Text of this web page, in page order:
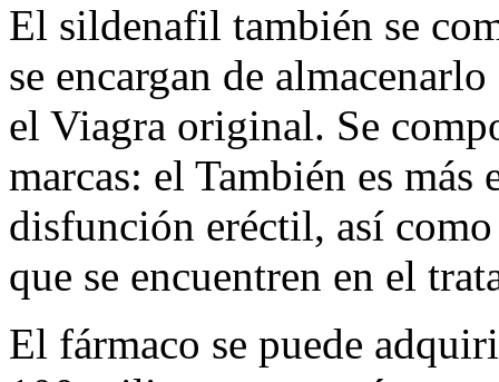
El sildenafil también se
se encargan de
el Viagra original. Se
marcas: el También es
disfunción eréctil, así
que se encuentren en el
El fármaco se puede